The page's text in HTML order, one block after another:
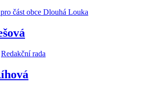
část obce Dlouhá Louka
Redakční rada